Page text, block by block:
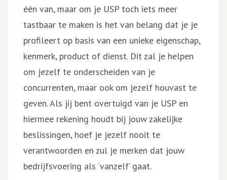
één van, maar om je USP toch iets meer
tastbaar te maken is het van belang dat je je
profileert op basis van een unieke eigenschap,
kenmerk, product of dienst. Dit zal je helpen
om jezelf te onderscheiden van je
concurrenten, maar ook om jezelf houvast te
geven. Als jij bent overtuigd van je USP en
hiermee rekening houdt bij jouw zakelijke
beslissingen, hoef je jezelf nooit te
verantwoorden en zul je merken dat jouw
bedrijfsvoering als ‘vanzelf’ gaat.